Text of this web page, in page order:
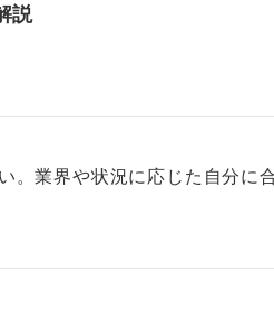
説
。業界や状況に応じた自分に